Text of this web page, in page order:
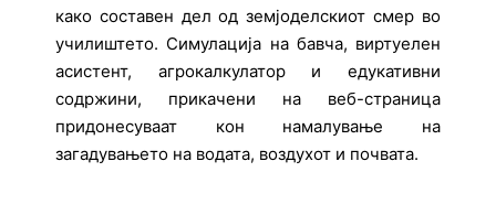
како составен дел од земјоделскиот смер во
училиштето. Симулација на бавча, виртуелен
асистент, агрокалкулатор и едукативни
содржини, прикачени на веб-страница
придонесуваат кон намалување на
загадувањето на водата, воздухот и почвата.